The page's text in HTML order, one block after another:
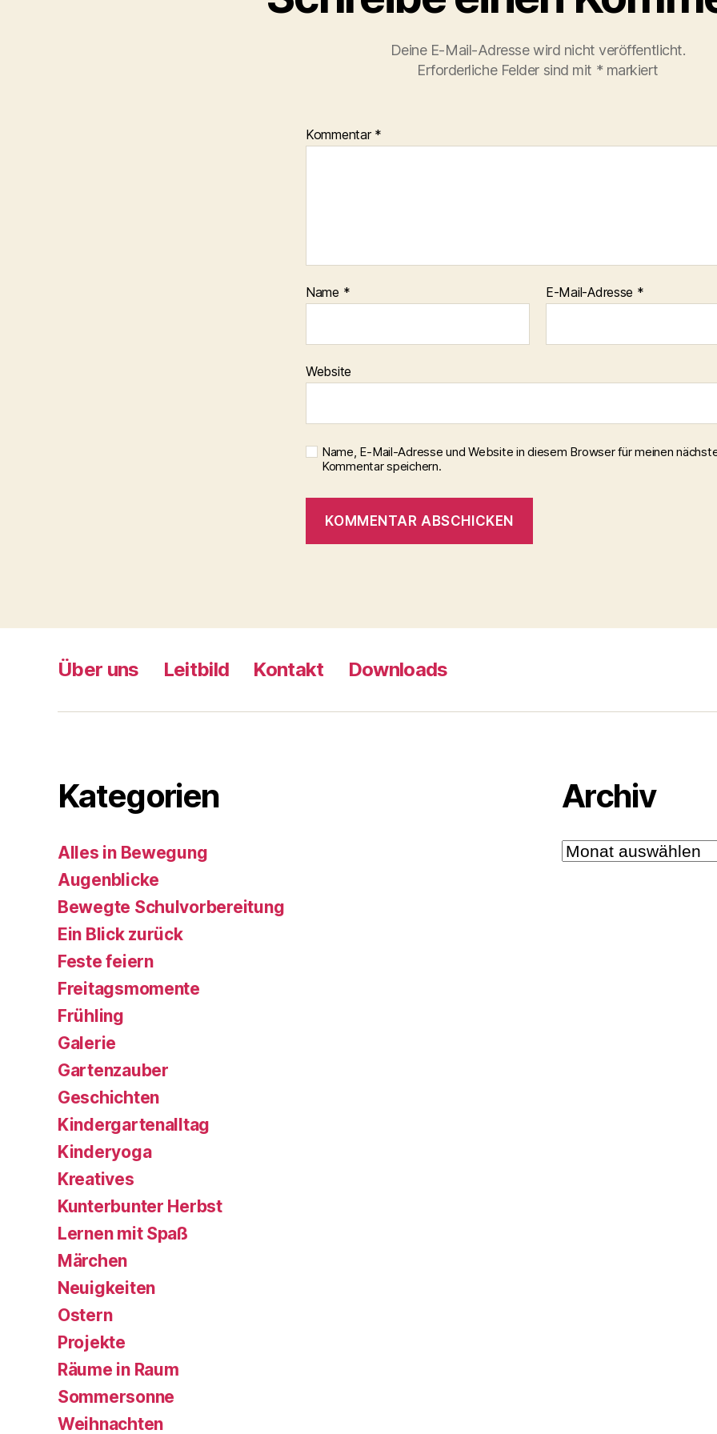
Deine E-Mail-Adresse wird nicht veröffentlicht.
Erforderliche Felder sind mit * markiert
Kommentar *
Name * E-Mail-Adresse *
Website
Name, E-Mail-Adresse und Website in diesem Browser für meinen
Kommentar speichern.
Über uns Leitbild Kontakt Downloads
Kategorien
Alles in Bewegung
Augenblicke
Bewegte Schulvorbereitung
Ein Blick zurück
Feste feiern
Freitagsmomente
Frühling
Galerie
Gartenzauber
Geschichten
Kindergartenalltag
Kinderyoga
Kreatives
Kunterbunter Herbst
Lernen mit Spaß
Märchen
Neuigkeiten
Ostern
Projekte
Räume in Raum
Sommersonne
Weihnachten
Archiv
Archiv